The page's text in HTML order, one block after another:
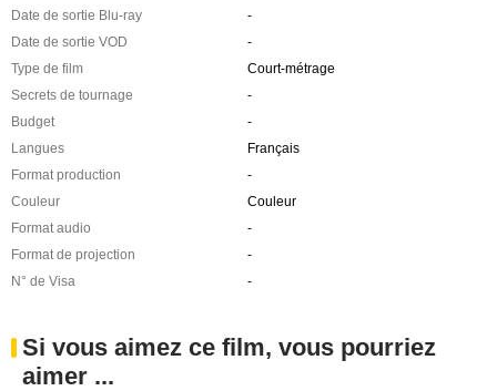
Date de sortie Blu-ray
-
Date de sortie VOD
-
Type de film
Court-métrage
Secrets de tournage
-
Budget
-
Langues
Français
Format production
-
Couleur
Couleur
Format audio
-
Format de projection
-
N° de Visa
-
Si vous aimez ce film, vous pourriez
aimer ...